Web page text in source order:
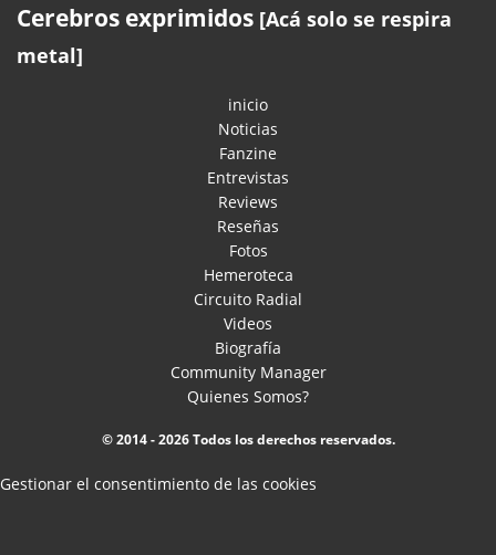
Cerebros exprimidos [Acá solo se respira
metal]
inicio
Noticias
Fanzine
Entrevistas
Reviews
Reseñas
Fotos
Hemeroteca
Circuito Radial
Videos
Biografía
Community Manager
Quienes Somos?
© 2014 - 2026 Todos los derechos reservados.
Gestionar el consentimiento de las cookies